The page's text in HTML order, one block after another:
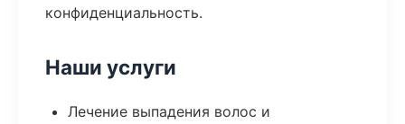
конфиденциальность.
Наши услуги
Лечение выпадения волос и